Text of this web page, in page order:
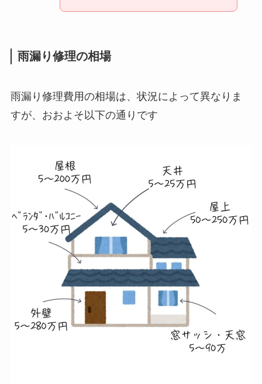
雨漏り修理の相場
雨漏り修理費用の相場は、状況によって異なりま
すが、おおよそ以下の通りです